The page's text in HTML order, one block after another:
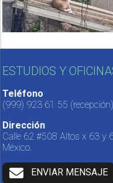
ESTUDIOS Y
Teléfono
(999) 923 61 55 (recepción)
Dirección
Calle 62 #508 Altos x 63 y
México.
ENVIAR MENSAJE